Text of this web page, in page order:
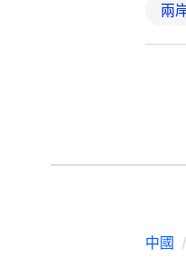
兩
中國